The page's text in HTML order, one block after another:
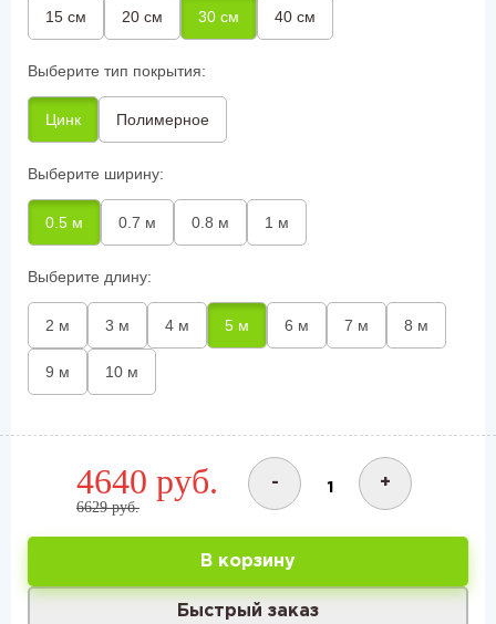
15 см 20 см 30 см 40 см
Выберите тип покрытия:
Цинк Полимерное
Выберите ширину:
0.5 м 0.7 м 0.8 м 1 м
Выберите длину:
2 м 3 м 4 м 5 м 6 м 7 м 8 м
9 м 10 м
4640 руб.
6629 руб.
- +
Быстрый заказ
В корзину